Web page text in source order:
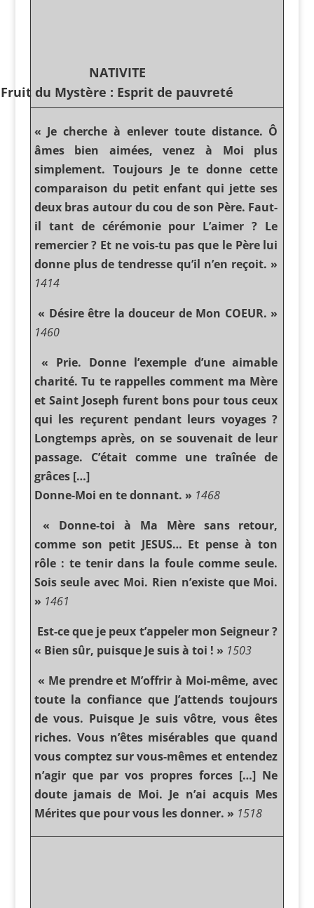
NATIVITE
Fruit du Mystère : Esprit de pauvreté
« Je cherche à enlever toute distance. Ô
âmes bien aimées, venez à Moi plus
simplement. Toujours Je te donne cette
comparaison du petit enfant qui jette ses
deux bras autour du cou de son Père. Faut-
il tant de cérémonie pour L’aimer ? Le
remercier ? Et ne vois-tu pas que le Père lui
donne plus de tendresse qu’il n’en reçoit. »
1414
« Désire être la douceur de Mon COEUR. »
1460
« Prie. Donne l’exemple d’une aimable
charité. Tu te rappelles comment ma Mère
et Saint Joseph furent bons pour tous ceux
qui les reçurent pendant leurs voyages ?
Longtemps après, on se souvenait de leur
passage. C’était comme une traînée de
grâces […]
Donne-Moi en te donnant. » 1468
« Donne-toi à Ma Mère sans retour,
comme son petit JESUS… Et pense à ton
rôle : te tenir dans la foule comme seule.
Sois seule avec Moi. Rien n’existe que Moi.
» 1461
Est-ce que je peux t’appeler mon Seigneur ?
« Bien sûr, puisque Je suis à toi ! » 1503
« Me prendre et M’offrir à Moi-même, avec
toute la confiance que J’attends toujours
de vous. Puisque Je suis vôtre, vous êtes
riches. Vous n’êtes misérables que quand
vous comptez sur vous-mêmes et entendez
n’agir que par vos propres forces […] Ne
doute jamais de Moi. Je n’ai acquis Mes
Mérites que pour vous les donner. » 1518